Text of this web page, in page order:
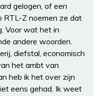
gelogen, of een
RTL-Z noemen ze dat
Voor wat het in
andere woorden.
diefstal, economisch
het ambt van
heb ik het over zijn
eens gehad. Ik weet